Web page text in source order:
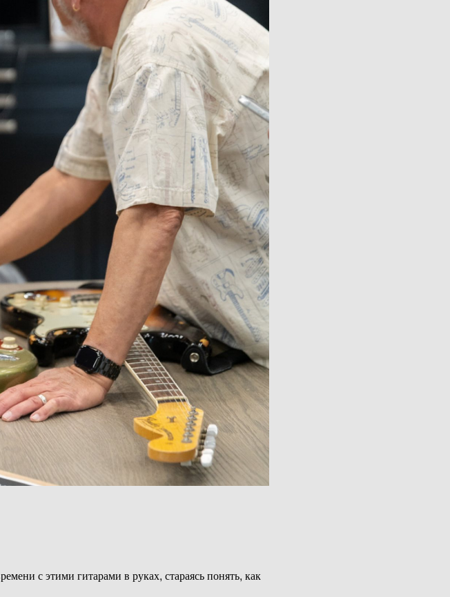
с этими гитарами в руках, стараясь понять, как